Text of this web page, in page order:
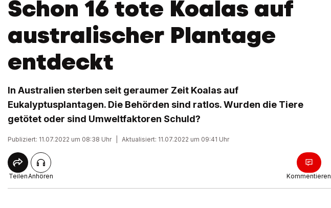
Schon 16 tote Koalas auf
australischer Plantage
entdeckt
In Australien sterben seit geraumer Zeit Koalas auf
Eukalyptusplantagen. Die Behörden sind ratlos. Wurden die Tiere
getötet oder sind Umweltfaktoren Schuld?
Publiziert: 11.07.2022 um 08:38 Uhr Aktualisiert: 11.07.2022 um 09:41 Uhr
TeilenAnhören Kommentieren